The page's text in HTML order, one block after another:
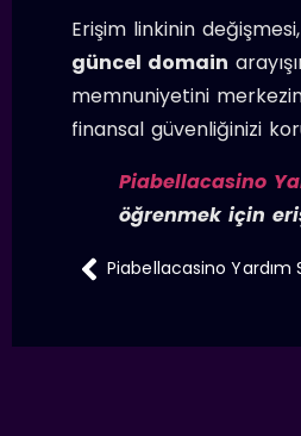
Erişim linkinin
güncel domain
memnuniyetini
finansal güvenliğinizi
Piabellacasino
öğrenmek için
Piabellacasino Yardım